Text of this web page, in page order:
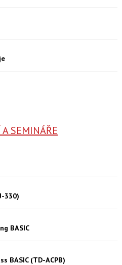
SEMINÁŘE
330)
BASIC
BASIC (TD-ACPB)